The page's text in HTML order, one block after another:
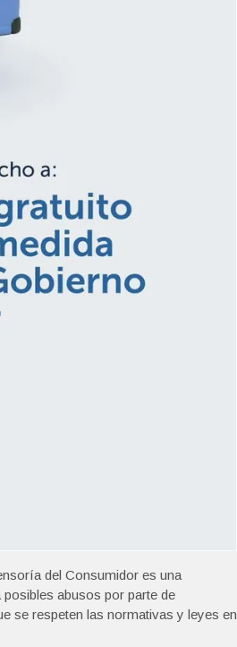
del Consumidor es una
abusos por parte de
se respeten las normativas y leyes en